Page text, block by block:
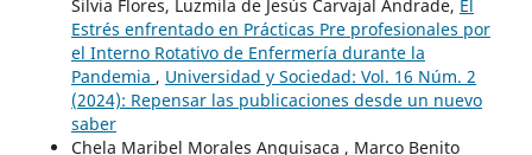
Silvia Flores, Luzmila de Jesús Carvajal Andrade, El
Estrés enfrentado en Prácticas Pre profesionales por
el Interno Rotativo de Enfermería durante la
Pandemia , Universidad y Sociedad: Vol. 16 Núm. 2
(2024): Repensar las publicaciones desde un nuevo
saber
Chela Maribel Morales Anguisaca , Marco Benito